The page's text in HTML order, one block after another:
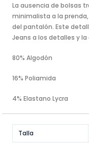
La ausencia de bolsas
minimalista a la
del pantalón. Este
Jeans a los detalles y la
80% Algodón
16% Poliamida
4% Elastano Lycra
Talla